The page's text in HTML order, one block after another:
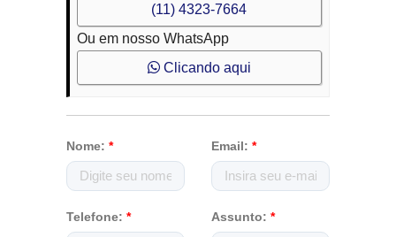
(11) 4323-7664
Ou em nosso WhatsApp
Clicando aqui
Nome: * Email: *
Telefone: * Assunto: *